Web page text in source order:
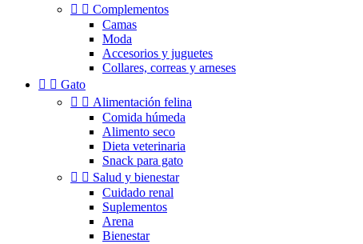
  Complementos
Camas
Moda
Accesorios y juguetes
Collares, correas y arneses
  Gato
  Alimentación felina
Comida húmeda
Alimento seco
Dieta veterinaria
Snack para gato
  Salud y bienestar
Cuidado renal
Suplementos
Arena
Bienestar